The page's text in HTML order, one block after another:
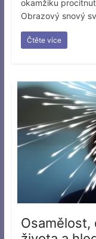
okamžiku
Obrazový snový
Čtěte více
Osamělost,